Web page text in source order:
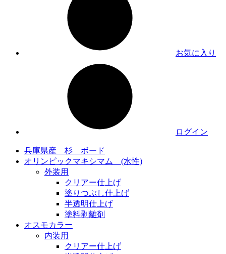
お気に入り
ログイン
兵庫県産 杉 ボード
オリンピックマキシマム (水性)
外装用
クリアー仕上げ
塗りつぶし仕上げ
半透明仕上げ
塗料剥離剤
オスモカラー
内装用
クリアー仕上げ